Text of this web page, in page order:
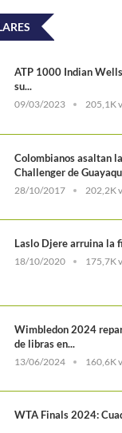
ATP 1000 Indian
su...
09/03/2023 205,1K
Colombianos asaltan
Challenger de
28/10/2017 202,2K
Laslo Djere arruina la
18/10/2020 175,7K
Wimbledon 2024
de libras en...
13/06/2024 160,6K
WTA Finals 2024: